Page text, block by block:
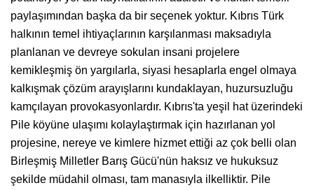
paylaşımından başka da bir seçenek yoktur. Kıbrıs Türk
halkının temel ihtiyaçlarının karşılanması maksadıyla
planlanan ve devreye sokulan insani projelere
kemikleşmiş ön yargılarla, siyasi hesaplarla engel olmaya
kalkışmak çözüm arayışlarını kundaklayan, huzursuzluğu
kamçılayan provokasyonlardır. Kıbrıs'ta yeşil hat üzerindeki
Pile köyüne ulaşımı kolaylaştırmak için hazırlanan yol
projesine, nereye ve kimlere hizmet ettiği az çok belli olan
Birleşmiş Milletler Barış Gücü'nün haksız ve hukuksuz
şekilde müdahil olması, tam manasıyla ilkelliktir. Pile